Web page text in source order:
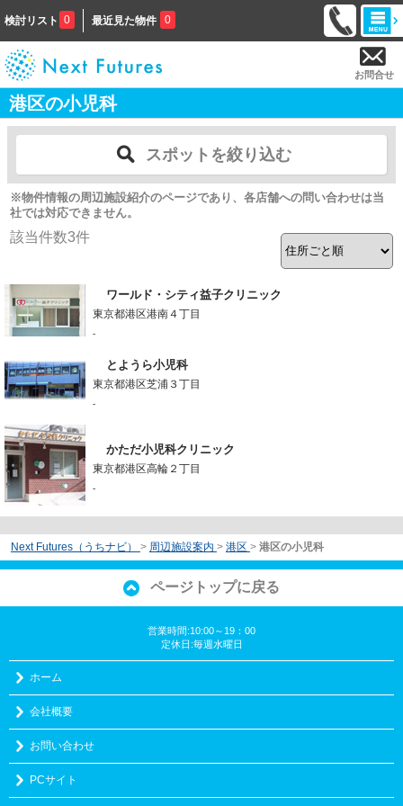
検討リスト 0 最近見た物件 0
お問合せ
港区の小児科
スポットを絞り込む
※物件情報の周辺施設紹介のページであり、各店舗への問い合わせは当
社では対応できません。
該当件数3件
ワールド・シティ益子クリニック
東京都港区港南４丁目
-
とようら小児科
東京都港区芝浦３丁目
-
かただ小児科クリニック
東京都港区高輪２丁目
-
Next Futures（うちナビ） > 周辺施設案内 > 港区 > 港区の小児科
ページトップに戻る
営業時間:10:00～19：00
定休日:毎週水曜日
ホーム
会社概要
お問い合わせ
PCサイト